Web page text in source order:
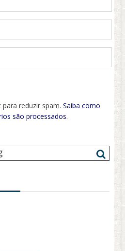
para reduzir spam.Saiba como
são processados.